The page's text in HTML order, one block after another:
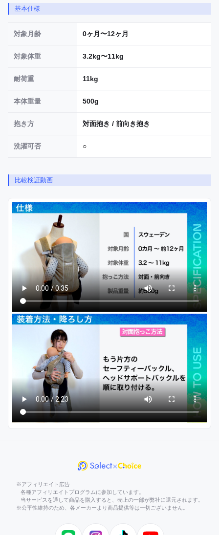
基本仕様
対象月齢 0ヶ月〜12ヶ月
対象体重 3.2kg〜11kg
耐荷重 11kg
本体重量 500g
抱き方 対面抱き / 前向き抱き
洗濯可否 ○
比較検証動画
※アフィリエイト広告
各種アフィリエイトプログラムに参加しています。
当サービスを通して商品を購入すると、売上の一部が弊社に還元されます。
※公平性維持のため、各メーカーより商品提供等は一切ございません。